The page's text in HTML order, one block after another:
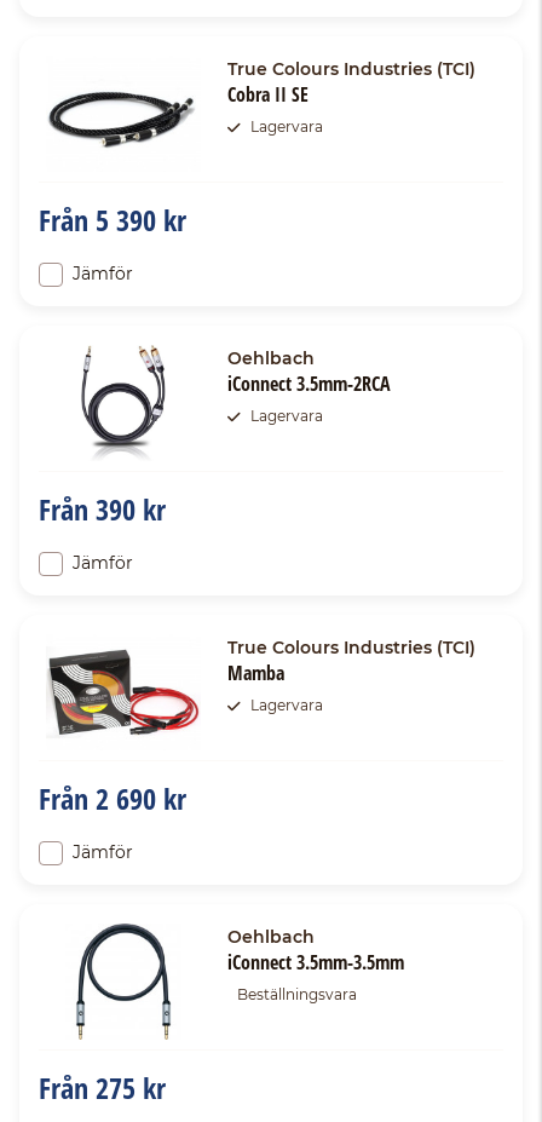
True Colours Industries (TCI)
Cobra II SE
Lagervara
Från 5 390 kr
Jämför
Oehlbach
iConnect 3.5mm-2RCA
Lagervara
Från 390 kr
Jämför
True Colours Industries (TCI)
Mamba
Lagervara
Från 2 690 kr
Jämför
Oehlbach
iConnect 3.5mm-3.5mm
Beställningsvara
Från 275 kr